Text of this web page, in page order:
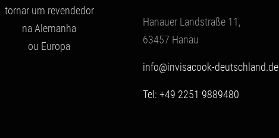
tornar um revendedor
na Alemanha
ou Europa
Hanauer Landstraße 11,
63457 Hanau
info@invisacook-deutschland.de
Tel: +49 2251 9889480